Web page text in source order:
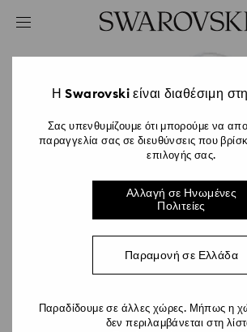
Accesskeys list
2 - Υποσέλιδο
Η Swarovski είναι διαθέσιμη
Σας υπενθυμίζουμε ότι μπορούμε να
παραγγελία σας σε διευθύνσεις που
επιλογής σας.
Αλλαγή σε Ηνωμένες
Πολιτείες
Παραμονή σε Ελλάδα
Παραδίδουμε σε άλλες χώρες. Μήπως η
δεν περιλαμβάνεται στη